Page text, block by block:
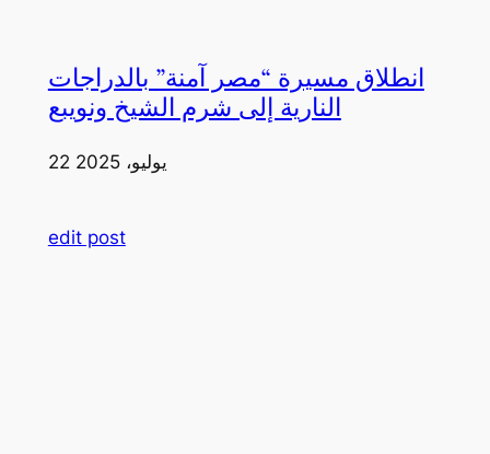
انطلاق مسيرة “مصر آمنة” بالدراجات
النارية إلى شرم الشيخ ونويبع
22 يوليو، 2025
edit post